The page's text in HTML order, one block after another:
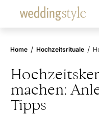
Home / Hochzeitsrituale /
machen:
Tipps